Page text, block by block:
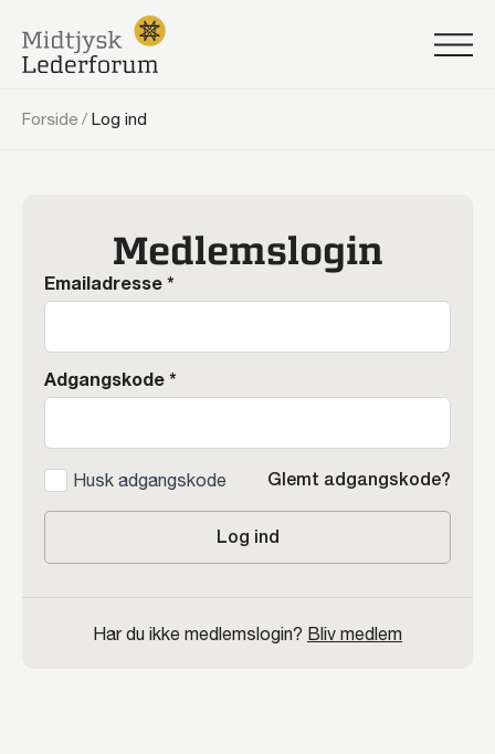
Forside / Log ind
Medlemslogin
Emailadresse *
Adgangskode *
Husk adgangskode Glemt adgangskode?
Log ind
Har du ikke medlemslogin? Bliv medlem